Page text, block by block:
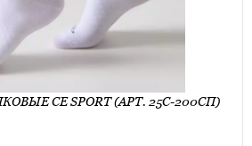
CE SPORT (АРТ. 25С-200СП)